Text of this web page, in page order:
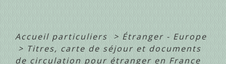
Accueil particuliers > Étranger - Europe
> Titres, carte de séjour et documents
de circulation pour étranger en France